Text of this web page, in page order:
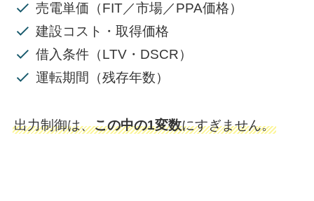
売電単価（FIT／市場／PPA価格）
建設コスト・取得価格
借入条件（LTV・DSCR）
運転期間（残存年数）
出力制御は、この中の1変数にすぎません。